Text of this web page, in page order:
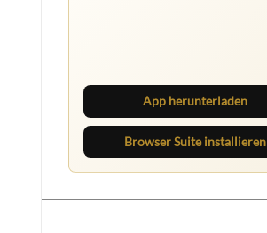
App herunterladen
Browser Suite installieren